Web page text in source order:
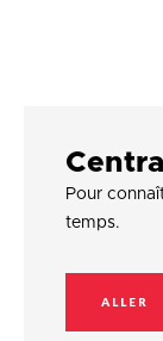
Pour
temps.
ALLER